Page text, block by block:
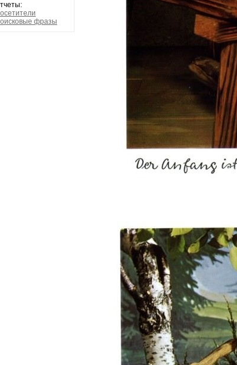
фразы